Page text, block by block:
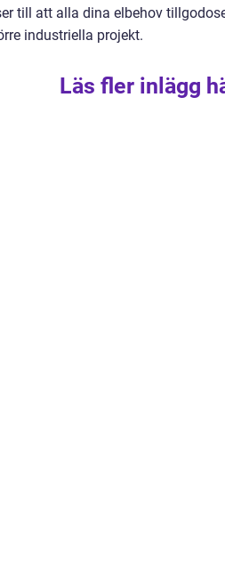
till att alla dina elbehov
industriella projekt.
Läs fler inlägg